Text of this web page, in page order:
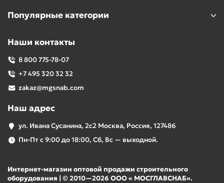
Популярные категории
Наши контакты
8 800 775-78-07
+7 495 320 32 32
zakaz@mgsnab.com
Наш адрес
ул. Ивана Сусанина, 2с2 Москва, Россия, 127486
Пн-Пт с 9:00 до 18:00, Сб, Вс — выходной.
Интернет-магазин оптовой продажи строительного
оборудования | © 2010—2026 ООО « МОСГЛАВСНАБ».